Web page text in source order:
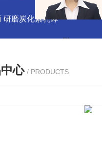
研磨炭化素乳钵 AGB-K-
心 / PRODUCTS